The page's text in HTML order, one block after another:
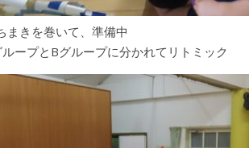
まきを巻いて、準備中
ループとBグループに分かれてリトミック